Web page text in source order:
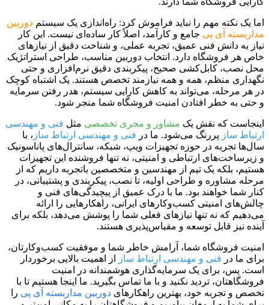
اما یک نکته مهم را نباید فراموش کرد: راه‌اندازی یک سیستم دوربین
مداربسته آی پی جامع و کارآمد، اصلاً کار ساده‌ای نیست. این کار
نیاز به دانش فنی عمیق، تجربه عملی، و شناخت دقیق از نیازهای
خاص هر فروشگاه دارد. انتخاب دوربین مناسب، طراحی استراتژیک
محل نصب، کابل‌کشی صحیح، پیکربندی دقیق نرم‌افزاری و حتی
نگهداری منظم، همه و همه نیازمند تخصص هستند. یک اشتباه کوچک
در هر مرحله، می‌تواند به کاهش کارایی سیستم، هدر رفتن سرمایه
و حتی به خطر افتادن امنیت فروشگاه شما منجر شود.
اینجاست که نقش یک مشاور و مجری تخصصی مثل فنی و مهندسی
ارتباط ساز پررنگ می‌شود. ما در فنی و مهندسی ارتباط ساز ، با
سال‌ها تجربه در حوزه تجهیزات ویپ، شبکه، سانترال‌های پاناسونیک
و زیرساخت‌های ارتباطی و امنیتی، نه تنها فروشنده این تجهیزات
هستیم، بلکه یک تیم از مهندسین و متخصصین باتجربه داریم که از
مرحله مشاوره و طراحی اولیه، تا نصب، پیکربندی و پشتیبانی، در
کنار شما خواهند بود. ما با درک عمیق از پیچیدگی‌های فنی و
چالش‌های امنیتی کسب‌وکارهای ایرانی، راهکارهایی را ارائه
می‌دهیم که نه تنها نیازهای فعلی شما را پوشش می‌دهد، بلکه برای
آینده نیز قابل توسعه و مقیاس‌پذیری هستند.
امنیت فروشگاه شما، آرامش خاطر شما و موفقیت کسب‌وکارتان،
برای ما در فنی و مهندسی ارتباط ساز
از اهمیت بالایی برخوردار
است. پس، برای یک سرمایه‌گذاری هوشمندانه در امنیت
فروشگاهتان، تردید نکنید و با ما تماس بگیرید. ما اینجا هستیم تا با
تخصص و تجربه خود، بهترین راهکارهای دوربین مداربسته آی پی را